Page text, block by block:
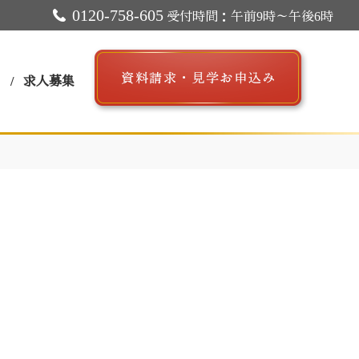
0120-758-605 受付時間：午前9時～午後6時
求人募集